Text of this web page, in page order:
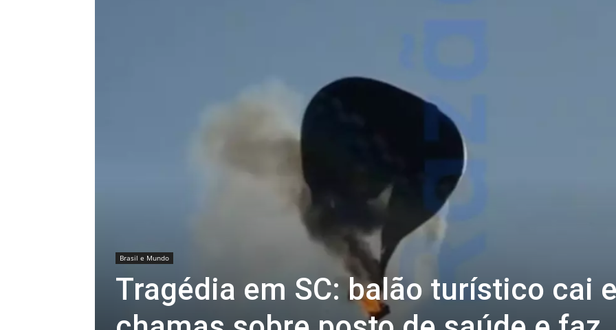
Brasil e Mundo
Tragédia em SC: balão turístico cai